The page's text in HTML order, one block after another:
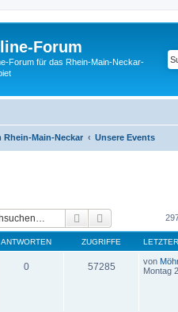
Forum
Forum für das Rhein-Main-Neckar-
Rhein-Main-Neckar Unsere Events
Suche Erweiterte
ANTWORTEN ZUGRIFFE
0 57285 von
Montag